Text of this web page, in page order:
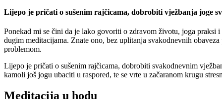
Lijepo je pričati o sušenim rajčicama, dobrobiti vježbanja joge
Ponekad mi se čini da je lako govoriti o zdravom životu, joga praksi
dugim meditacijama. Znate ono, bez uplitanja svakodnevnih
problemom.
Lijepo je pričati o sušenim rajčicama, dobrobiti svakodnevnim
kamoli još jogu ubaciti u raspored, te se vrte u začaranom krugu
Meditacija u hodu